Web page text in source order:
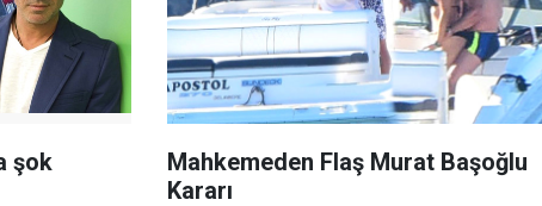
şok
Mahkemeden Flaş Murat Başoğlu
Kararı